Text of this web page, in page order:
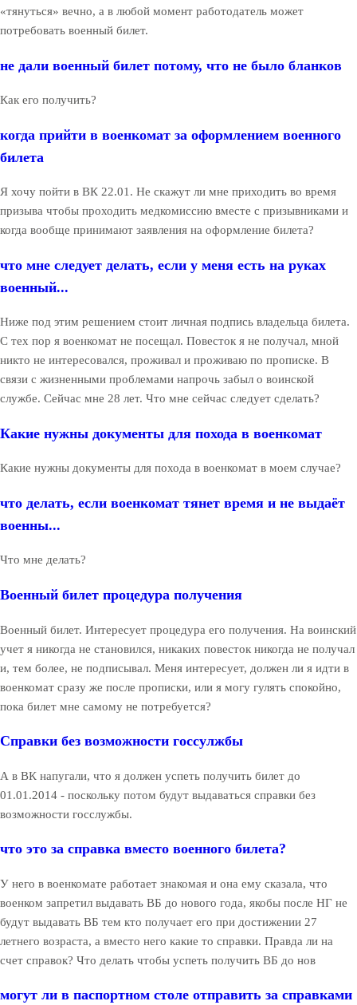
«тянуться» вечно, а в любой момент работодатель может
потребовать военный билет.
не дали военный билет потому, что не было бланков
Как его получить?
когда прийти в военкомат за оформлением военного
билета
Я хочу пойти в ВК 22.01. Не скажут ли мне приходить во время
призыва чтобы проходить медкомиссию вместе с призывниками и
когда вообще принимают заявления на оформление билета?
что мне следует делать, если у меня есть на руках
военный...
Ниже под этим решением стоит личная подпись владельца билета.
С тех пор я военкомат не посещал. Повесток я не получал, мной
никто не интересовался, проживал и проживаю по прописке. В
связи с жизненными проблемами напрочь забыл о воинской
службе. Сейчас мне 28 лет. Что мне сейчас следует сделать?
Какие нужны документы для похода в военкомат
Какие нужны документы для похода в военкомат в моем случае?
что делать, если военкомат тянет время и не выдаёт
военны...
Что мне делать?
Военный билет процедура получения
Военный билет. Интересует процедура его получения. На воинский
учет я никогда не становился, никаких повесток никогда не получал
и, тем более, не подписывал. Меня интересует, должен ли я идти в
военкомат сразу же после прописки, или я могу гулять спокойно,
пока билет мне самому не потребуется?
Справки без возможности госсулжбы
А в ВК напугали, что я должен успеть получить билет до
01.01.2014 - поскольку потом будут выдаваться справки без
возможности госслужбы.
что это за справка вместо военного билета?
У него в военкомате работает знакомая и она ему сказала, что
военком запретил выдавать ВБ до нового года, якобы после НГ не
будут выдавать ВБ тем кто получает его при достижении 27
летнего возраста, а вместо него какие то справки. Правда ли на
счет справок? Что делать чтобы успеть получить ВБ до нов
могут ли в паспортном столе отправить за справками